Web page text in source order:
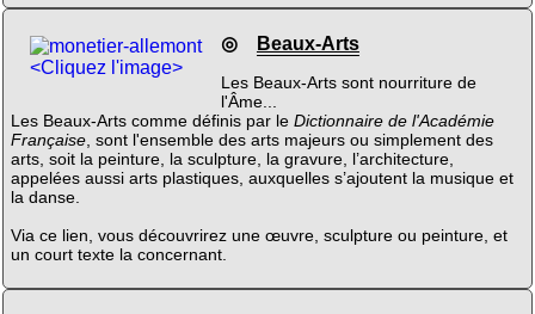
<Cliquez l'image>
◎ Beaux-Arts
Les Beaux-Arts sont nourriture de
l'Âme...
Les Beaux-Arts comme définis par le Dictionnaire de l'Académie
Française, sont l'ensemble des arts majeurs ou simplement des
arts, soit la peinture, la sculpture, la gravure, l’architecture,
appelées aussi arts plastiques, auxquelles s’ajoutent la musique et
la danse.
Via ce lien, vous découvrirez une œuvre, sculpture ou peinture, et
un court texte la concernant.